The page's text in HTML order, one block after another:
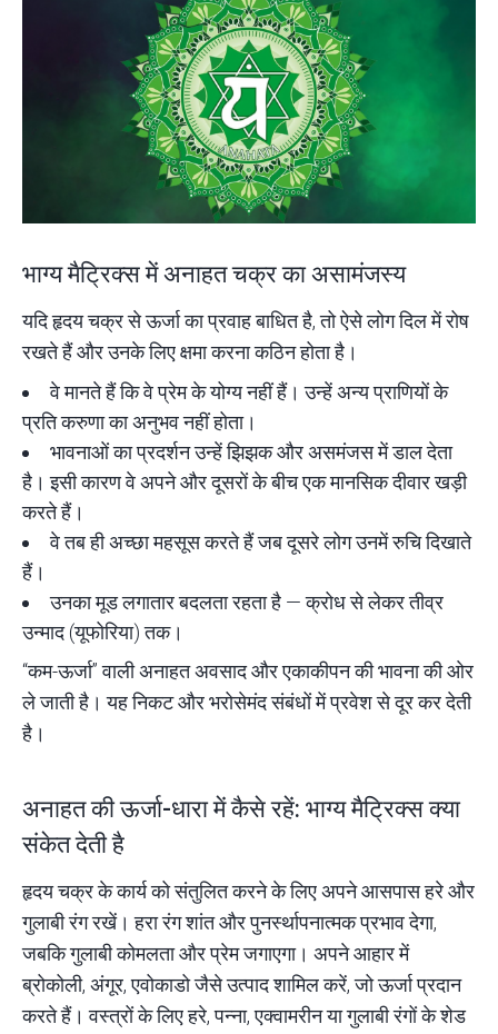
भाग्य मैट्रिक्स में अनाहत चक्र का असामंजस्य
यदि हृदय चक्र से ऊर्जा का प्रवाह बाधित है, तो ऐसे लोग दिल में रोष
रखते हैं और उनके लिए क्षमा करना कठिन होता है।
वे मानते हैं कि वे प्रेम के योग्य नहीं हैं। उन्हें अन्य प्राणियों के
प्रति करुणा का अनुभव नहीं होता।
भावनाओं का प्रदर्शन उन्हें झिझक और असमंजस में डाल देता
है। इसी कारण वे अपने और दूसरों के बीच एक मानसिक दीवार खड़ी
करते हैं।
वे तब ही अच्छा महसूस करते हैं जब दूसरे लोग उनमें रुचि दिखाते
हैं।
उनका मूड लगातार बदलता रहता है — क्रोध से लेकर तीव्र
उन्माद (यूफोरिया) तक।
“कम-ऊर्जा” वाली अनाहत अवसाद और एकाकीपन की भावना की ओर
ले जाती है। यह निकट और भरोसेमंद संबंधों में प्रवेश से दूर कर देती
है।
अनाहत की ऊर्जा-धारा में कैसे रहें: भाग्य मैट्रिक्स क्या
संकेत देती है
हृदय चक्र के कार्य को संतुलित करने के लिए अपने आसपास हरे और
गुलाबी रंग रखें। हरा रंग शांत और पुनर्स्थापनात्मक प्रभाव देगा,
जबकि गुलाबी कोमलता और प्रेम जगाएगा। अपने आहार में
ब्रोकोली, अंगूर,एवोकाडोजैसे उत्पाद शामिल करें, जो ऊर्जा प्रदान
करते हैं। वस्त्रों के लिए हरे, पन्ना, एक्वामरीन या गुलाबी रंगों के शेड